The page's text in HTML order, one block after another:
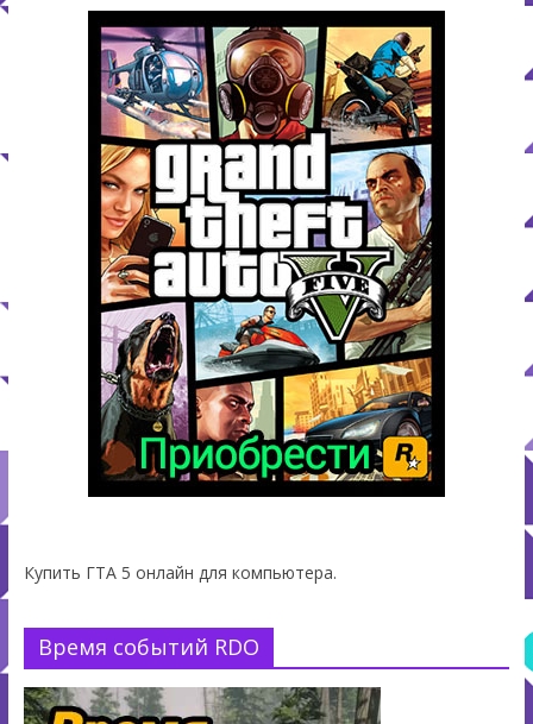
Купить ГТА 5 онлайн для компьютера.
Время событий RDO